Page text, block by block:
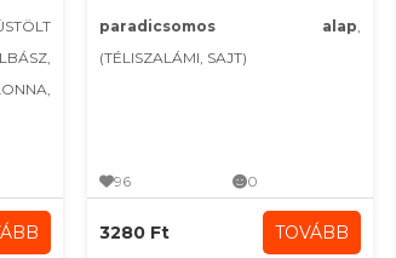
paradicsomos alap,
(TÉLISZALÁMI, SAJT)
96 0
3280 Ft TOVÁBB